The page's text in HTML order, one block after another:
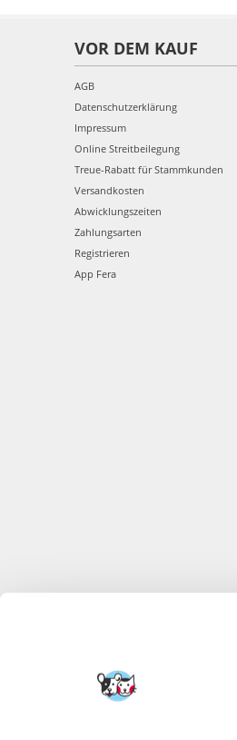
VOR DEM KAUF
AGB
Datenschutzerklärung
Impressum
Online Streitbeilegung
Treue-Rabatt für Stammkunden
Versandkosten
Abwicklungszeiten
Zahlungsarten
Registrieren
App Fera